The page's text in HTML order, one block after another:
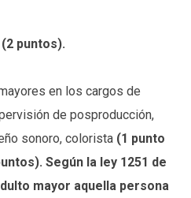
(2 puntos).
en los cargos de
de posproducción,
sonoro, colorista (1 punto
Según la ley 1251 de
mayor aquella persona